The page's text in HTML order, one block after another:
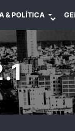
& POLÍTICA